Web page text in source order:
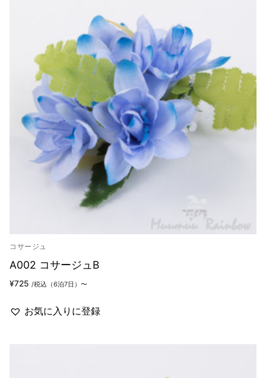
コサージュ
A002 コサージュB
¥725 /税込（6泊7日）〜
お気に入りに登録